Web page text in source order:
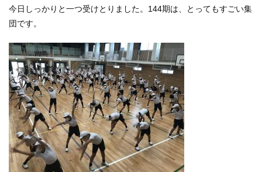
今日しっかりと一つ受けとりました。 144期は、とってもすごい集
団です。